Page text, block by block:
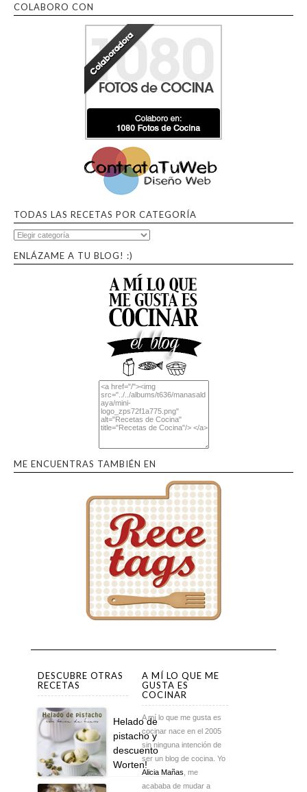
COLABORO CON
TODAS LAS RECETAS POR CATEGORÍA
ENLÁZAME A TU BLOG! :)
ME ENCUENTRAS TAMBIÉN EN
DESCUBRE OTRAS
RECETAS
Helado de
pistacho y
descuento
Worten!
A MÍ LO QUE ME
GUSTA ES
COCINAR
A mí lo que me gusta es
cocinar nace en el 2005
sin ninguna intención de
ser un blog de cocina. Yo
Alicia Mañas, me
acababa de mudar a